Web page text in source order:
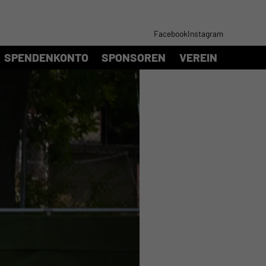
FacebookInstagram
SPENDENKONTO SPONSOREN VEREIN